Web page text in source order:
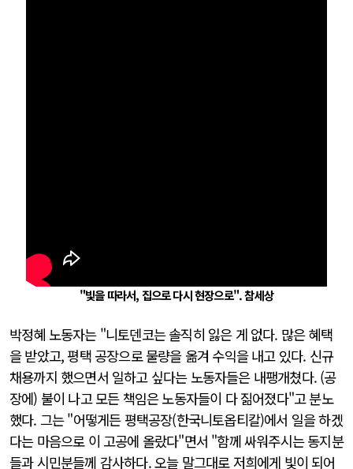
"빛을 따라서, 집으로 다시 현장으로". 참세상
박정혜 노동자는 "니토덴코는 솔직히 잃은 게 없다. 많은 혜택
을 받았고, 평택 공장으로 물량을 옮겨 수익을 내고 있다. 신규
채용까지 했으면서 일하고 싶다는 노동자들은 내팽개쳤다. (공
장에) 불이 나고 모든 책임은 노동자들이 다 짊어졌다"고 분노
했다. 그는 "어떻게든 평택공장(한국니토옵티칼)에서 일을 하겠
다는 마음으로 이 고공에 올랐다"면서 "함께 싸워주시는 동지분
들과 시민분들께 감사하다. 오늘 말그대로 저희에게 빛이 되어